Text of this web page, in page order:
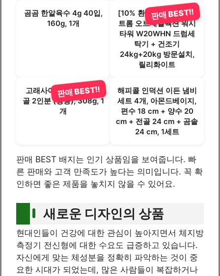
곰곰 한알육수 4g 40입,
160g, 1개
[10% 환급가전] LG전자
트롬 오브제컬렉션 워시
타워 W20WHN 드럼세
탁기 + 건조기
24kg+20kg 방문설치,
릴리화이트
판매 BEST!!
고래사어묵 어묵유부전
골 2인분 (냉동), 308g, 1
개
판매 BEST!!
해피콜 인덕션 이든 냄비
세트 4개, 아몬드베이지,
편수 18 cm + 양수 20
cm + 전골 24 cm + 곰솥
24 cm, 1세트
판매 BEST 배지는 인기 상품임을 보여줍니다. 빠
른 판매와 고객 만족도가 높다는 의미입니다. 꼭 확
인하면 좋은 제품을 놓치지 않을 수 있어요.
새로운 디자인의 상품
현대인들이 건강에 대한 관심이 높아지면서 체지방
측정기 전신형에 대한 수요도 급증하고 있습니다.
자신에게 맞는 체성분을 정확히 파악하는 것이 중
요한 시대가 되었는데, 많은 사람들이 복잡하거나